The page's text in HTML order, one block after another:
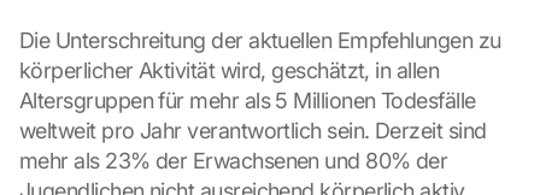
Die Unterschreitung der aktuellen Empfehlungen zu
körperlicher Aktivität wird, geschätzt, in allen
Altersgruppen für mehr als 5 Millionen Todesfälle
weltweit pro Jahr verantwortlich sein. Derzeit sind
mehr als 23% der Erwachsenen und 80% der
M
a
s
:
B
y